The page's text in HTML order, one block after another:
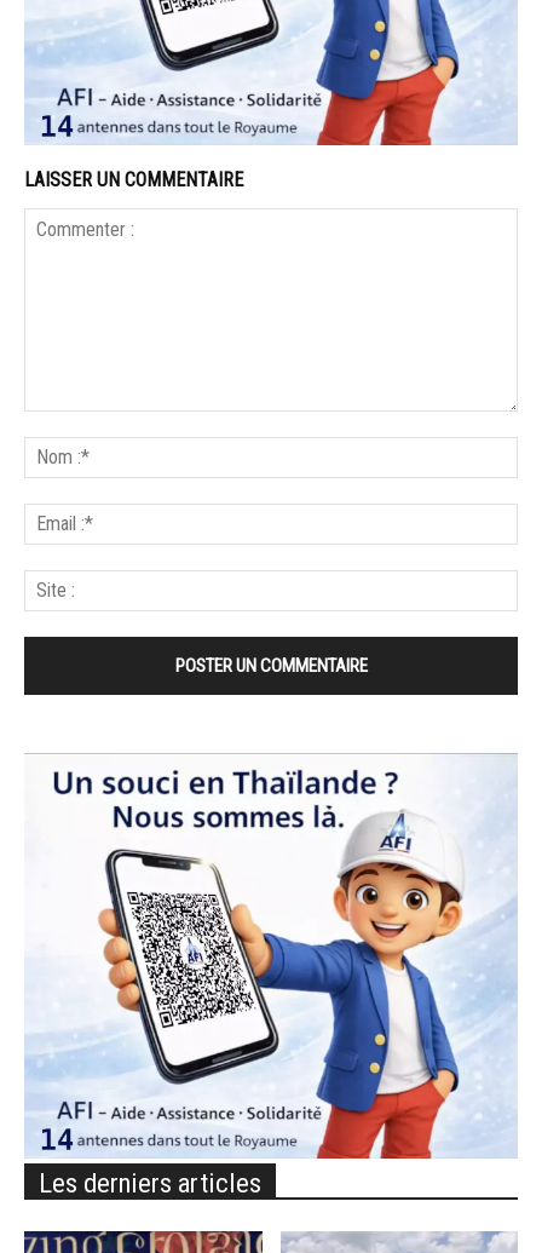
LAISSER UN COMMENTAIRE
Les derniers articles